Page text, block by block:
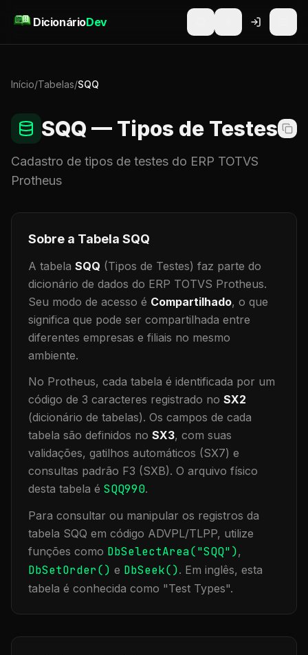
DicionárioDev
Início/Tabelas/SQQ
SQQ — Tipos de Testes
Cadastro de tipos de testes do ERP TOTVS
Protheus
Sobre a Tabela SQQ
A tabela SQQ (Tipos de Testes) faz parte do
dicionário de dados do ERP TOTVS Protheus.
Seu modo de acesso é Compartilhado, o que
significa que pode ser compartilhada entre
diferentes empresas e filiais no mesmo
ambiente.
No Protheus, cada tabela é identificada por um
código de 3 caracteres registrado no SX2
(dicionário de tabelas). Os campos de cada
tabela são definidos no SX3, com suas
validações, gatilhos automáticos (SX7) e
consultas padrão F3 (SXB). O arquivo físico
desta tabela é SQQ990.
Para consultar ou manipular os registros da
tabela SQQ em código ADVPL/TLPP, utilize
funções como DbSelectArea("SQQ"),
DbSetOrder() e DbSeek(). Em inglês, esta
tabela é conhecida como "Test Types".